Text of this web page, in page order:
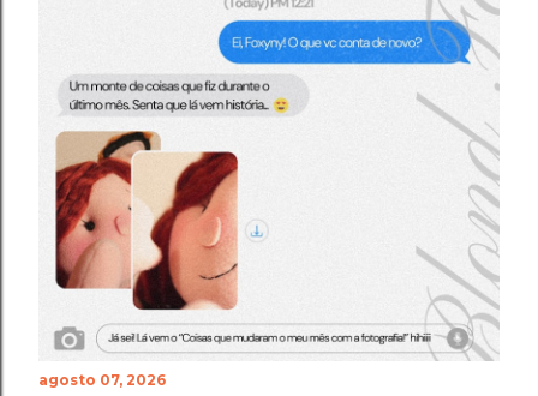
agosto 07, 2026